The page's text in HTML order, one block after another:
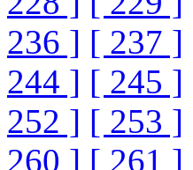
236 ] [ 237 ]
244 ] [ 245 ]
252 ] [ 253 ]
260 ] [ 261 ]